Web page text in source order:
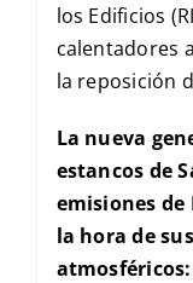
los Edificios
calentadores
la reposición
La nueva
estancos de
emisiones de
la hora de
atmosféricos: